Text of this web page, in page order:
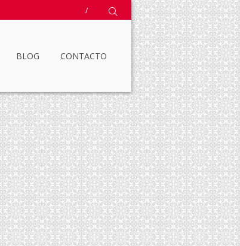
/
BLOG CONTACTO